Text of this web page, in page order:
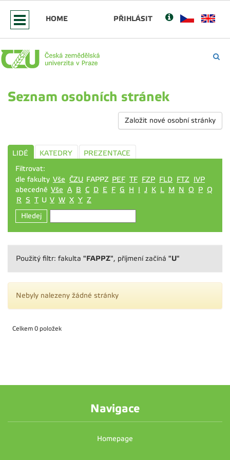
HOME PŘIHLÁSIT
Seznam osobních stránek
Založit nové osobní stránky
LIDÉ KATEDRY
PREZENTACE
Filtrovat:
dle fakulty Vše ČZU FAPPZ PEF TF FZP FLD FTZ IVP
abecedně Vše A B C D E F G H I J K L M N O P Q
R S T U V W X Y Z
Hledej
Použitý filtr: fakulta "FAPPZ", příjmení začíná "U"
Nebyly nalezeny žádné stránky
Celkem 0 položek
Navigace
Homepage